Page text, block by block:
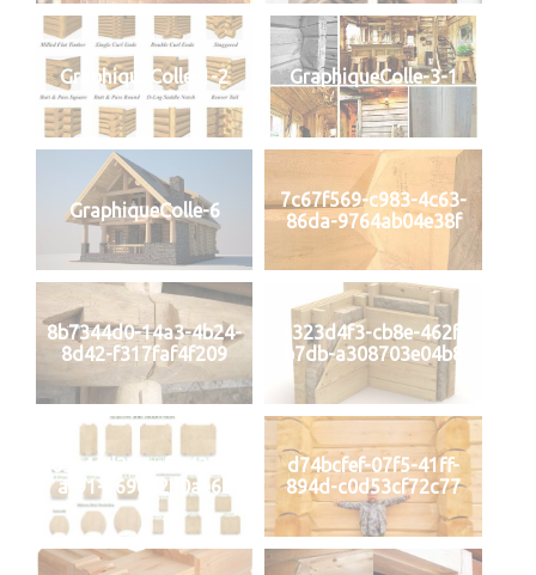
GraphiqueColle-1-2 GraphiqueColle-3-1
GraphiqueColle-6
7c67f569-c983-4c63-
86da-9764ab04e38f
8b7344d0-14a3-4b24-
8d42-f317faf4f209
1323d4f3-cb8e-462f-
b7db-a308703e04b8
03c4ad28-cefc-4236-
af91-169652b0ae6b
d74bcfef-07f5-41ff-
894d-c0d53cf72c77